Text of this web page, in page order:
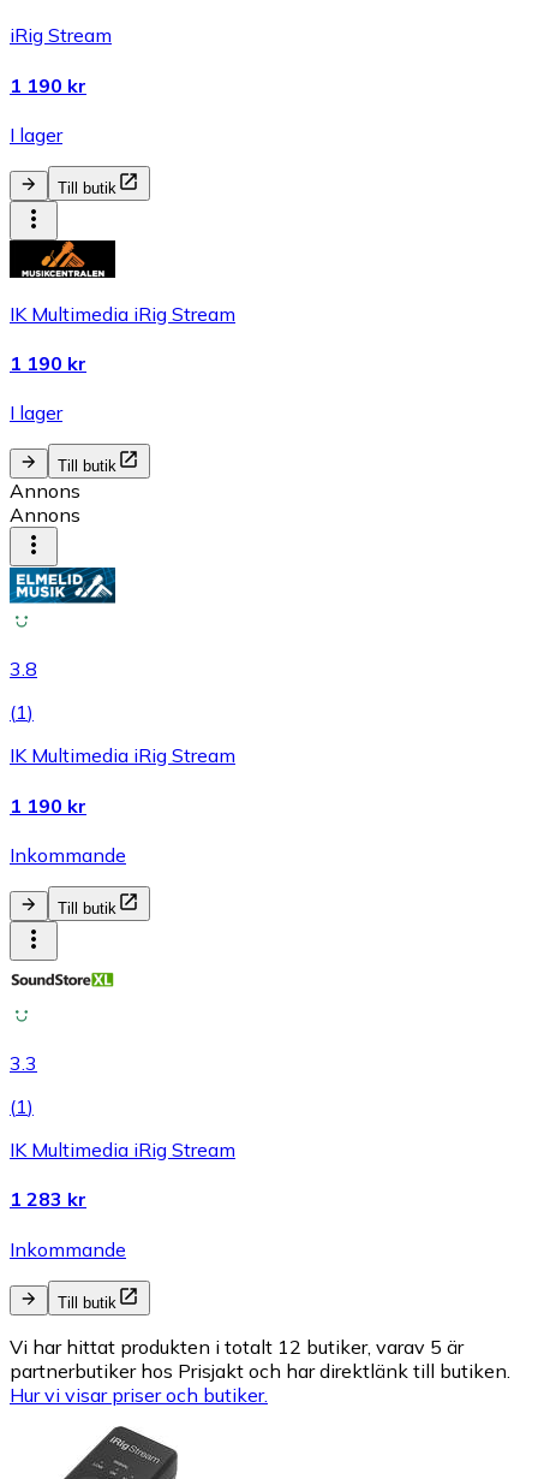
iRig Stream
1 190 kr
I lager
Till butik
IK Multimedia iRig Stream
1 190 kr
I lager
Till butik
Annons
Annons
3.8
(1)
IK Multimedia iRig Stream
1 190 kr
Inkommande
Till butik
3.3
(1)
IK Multimedia iRig Stream
1 283 kr
Inkommande
Till butik
Vi har hittat produkten i totalt 12 butiker, varav 5 är
partnerbutiker hos Prisjakt och har direktlänk till butiken.
Hur vi visar priser och butiker.